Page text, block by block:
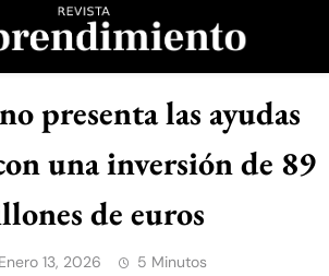
Revista
presenta las ayudas
una inversión de 89
de euros
Enero 13, 2026 5 Minutos